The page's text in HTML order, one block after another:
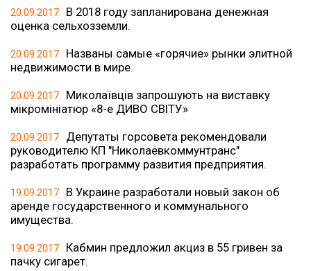
20.09.2017
В 2018 году запланирована денежная
оценка сельхозземли.
20.09.2017
Названы самые «горячие» рынки элитной
недвижимости в мире.
20.09.2017
Миколаївців запрошують на виставку
мікромініатюр «8-е ДИВО СВІТУ»
20.09.2017
Депутаты горсовета рекомендовали
руководителю КП "Николаевкоммунтранс"
разработать программу развития предприятия.
19.09.2017
В Украине разработали новый закон об
аренде государственного и коммунального
имущества.
19.09.2017
Кабмин предложил акциз в 55 гривен за
пачку сигарет.